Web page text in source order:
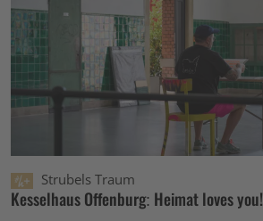
Strubels Traum
Kesselhaus Offenburg: Heimat loves you!